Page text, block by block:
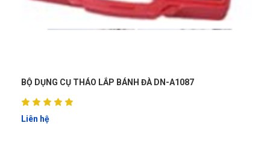
BỘ DỤNG CỤ THÁO LẮP BÁNH ĐÀ DN-A1087
Liên hệ